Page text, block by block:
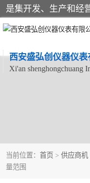
西安盛弘创仪器仪表
当前位置： 首页 > 供应商机
量范围